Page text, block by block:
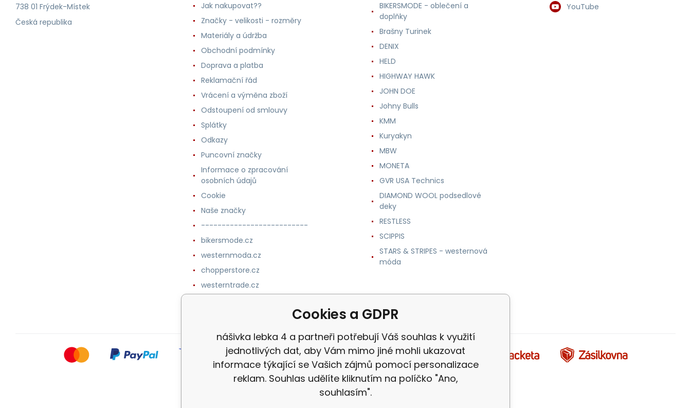
738 01 Frýdek-Místek
Česká republika
Jak nakupovat??
Značky - velikosti - rozměry
Materiály a údržba
Obchodní podmínky
Doprava a platba
Reklamační řád
Vrácení a výměna zboží
Odstoupení od smlouvy
Splátky
Odkazy
Puncovní značky
Informace o zpracování
osobních údajů
Cookie
Naše značky
--------------------------
bikersmode.cz
westernmoda.cz
chopperstore.cz
westerntrade.cz
BIKERSMODE - oblečení a
doplňky
Brašny Turinek
DENIX
HELD
HIGHWAY HAWK
JOHN DOE
Johny Bulls
KMM
Kuryakyn
MBW
MONETA
GVR USA Technics
DIAMOND WOOL podsedlové
deky
RESTLESS
SCIPPIS
STARS & STRIPES - westernová
móda
YouTube
Cookies a GDPR
nášivka lebka 4 a partneři potřebují Váš souhlas k využití
jednotlivých dat, aby Vám mimo jiné mohli ukazovat
informace týkající se Vašich zájmů pomocí personalizace
reklam. Souhlas udělíte kliknutím na políčko "Ano,
souhlasím".